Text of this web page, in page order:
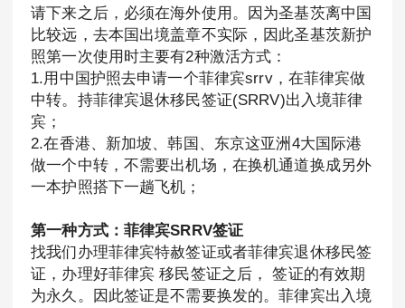
请下来之后，必须在海外使用。因为圣基茨离中国
比较远，去本国出境盖章不实际，因此圣基茨新护
照第一次使用时主要有2种激活方式：
1.用中国护照去申请一个菲律宾srrv，在菲律宾做
中转。持菲律宾退休移民签证(SRRV)出入境菲律
宾；
2.在香港、新加坡、韩国、东京这亚洲4大国际港
做一个中转，不需要出机场，在换机通道换成另外
一本护照搭下一趟飞机；
第一种方式：菲律宾SRRV签证
找我们办理菲律宾特赦签证或者菲律宾退休移民签
证，办理好菲律宾 移民签证之后， 签证的有效期
为永久。因此签证是不需要换发的。菲律宾出入境